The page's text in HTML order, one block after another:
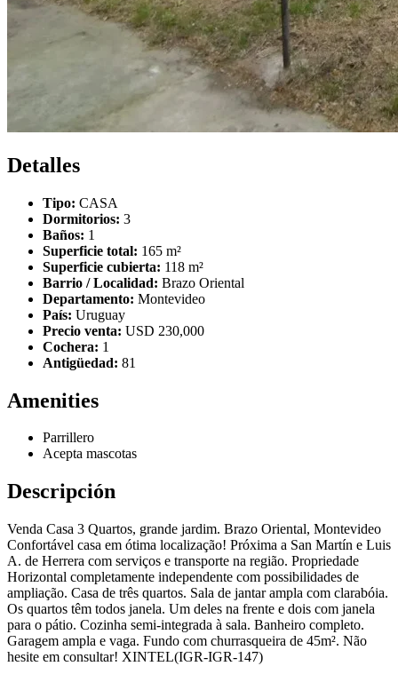
Detalles
Tipo: CASA
Dormitorios: 3
Baños: 1
Superficie total: 165 m²
Superficie cubierta: 118 m²
Barrio / Localidad: Brazo Oriental
Departamento: Montevideo
País: Uruguay
Precio venta: USD 230,000
Cochera: 1
Antigüedad: 81
Amenities
Parrillero
Acepta mascotas
Descripción
Venda Casa 3 Quartos, grande jardim. Brazo Oriental, Montevideo
Confortável casa em ótima localização! Próxima a San Martín e Luis
A. de Herrera com serviços e transporte na região. Propriedade
Horizontal completamente independente com possibilidades de
ampliação. Casa de três quartos. Sala de jantar ampla com clarabóia.
Os quartos têm todos janela. Um deles na frente e dois com janela
para o pátio. Cozinha semi-integrada à sala. Banheiro completo.
Garagem ampla e vaga. Fundo com churrasqueira de 45m². Não
hesite em consultar! XINTEL(IGR-IGR-147)